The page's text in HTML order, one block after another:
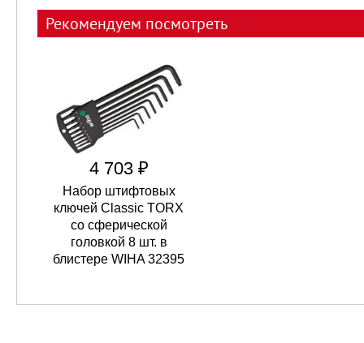
Рекомендуем посмотреть
4 703 ₽
Набор штифтовых
ключей Classic TORX
со сферической
головкой 8 шт. в
блистере WIHA 32395